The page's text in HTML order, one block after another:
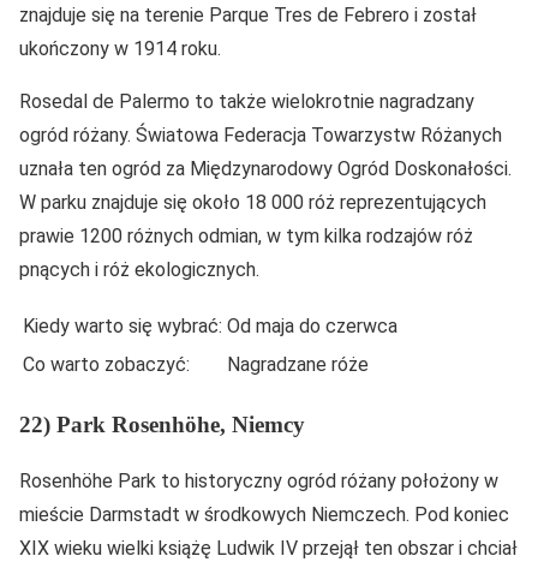
znajduje się na terenie Parque Tres de Febrero i został
ukończony w 1914 roku.
Rosedal de Palermo to także wielokrotnie nagradzany
ogród różany. Światowa Federacja Towarzystw Różanych
uznała ten ogród za Międzynarodowy Ogród Doskonałości.
W parku znajduje się około 18 000 róż reprezentujących
prawie 1200 różnych odmian, w tym kilka rodzajów róż
pnących i róż ekologicznych.
Kiedy warto się wybrać: Od maja do czerwca
Co warto zobaczyć:
Nagradzane róże
22) Park Rosenhöhe, Niemcy
Rosenhöhe Park to historyczny ogród różany położony w
mieście Darmstadt w środkowych Niemczech. Pod koniec
XIX wieku wielki książę Ludwik IV przejął ten obszar i chciał